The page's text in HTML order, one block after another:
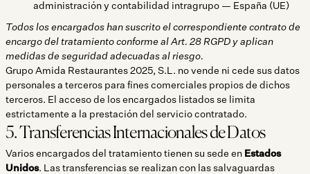
administración y contabilidad intragrupo — España (UE)
Todos los encargados han suscrito el correspondiente contrato de
encargo del tratamiento conforme al Art. 28 RGPD y aplican
medidas de seguridad adecuadas al riesgo.
Grupo Amida Restaurantes 2025, S.L. no vende ni cede sus datos
personales a terceros para fines comerciales propios de dichos
terceros. El acceso de los encargados listados se limita
estrictamente a la prestación del servicio contratado.
5. Transferencias Internacionales de Datos
Varios encargados del tratamiento tienen su sede en Estados
Unidos. Las transferencias se realizan con las salvaguardas